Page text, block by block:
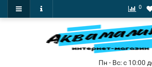
0
Пн - Вс: с 10:00